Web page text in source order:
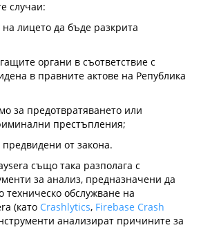
случаи:
лицето да бъде разкрита
органи в съответствие с
в правните актове на Република
за предотвратяването или
престъпления;
от закона.
също така разполага с
за анализ, предназначени да
техническо обслужване на
(като Crashlytics, Firebase Crash
анализират причините за